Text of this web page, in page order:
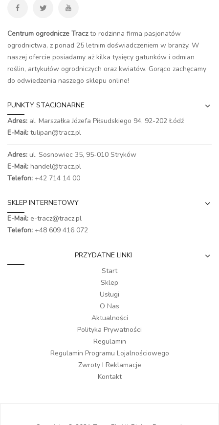
Centrum ogrodnicze Traczto rodzinna firma pasjonatów
ogrodnictwa, z ponad 25 letnim doświadczeniem w branży. W
naszej ofercie posiadamy aż kilka tysięcy gatunków i odmian
roślin, artykułów ogrodniczych oraz kwiatów. Gorąco zachęcamy
do odwiedzenia naszego sklepu online!
PUNKTY STACJONARNE
Adres: al. Marszałka Józefa Piłsudskiego 94, 92-202 Łódź
E-Mail: tulipan@tracz.pl
Adres: ul. Sosnowiec 35, 95-010 Stryków
E-Mail: handel@tracz.pl
Telefon: +42 714 14 00
SKLEP INTERNETOWY
E-Mail: e-tracz@tracz.pl
Telefon: +48 609 416 072
PRZYDATNE LINKI
Start
Sklep
Usługi
O Nas
Aktualności
Polityka Prywatności
Regulamin
Regulamin Programu Lojalnościowego
Zwroty I Reklamacje
Kontakt